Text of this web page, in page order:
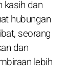
kasih dan
hubungan
seorang
dan
lebih